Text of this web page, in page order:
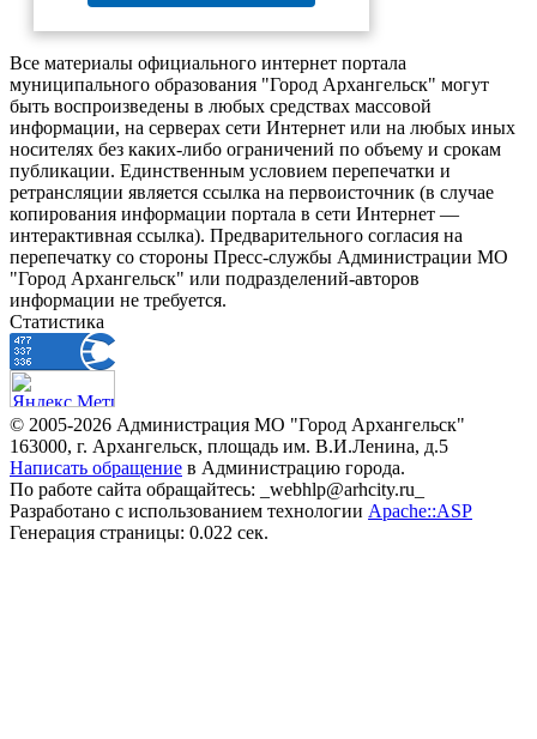
Все материалы официального интернет портала
муниципального образования "Город Архангельск" могут
быть воспроизведены в любых средствах массовой
информации, на серверах сети Интернет или на любых иных
носителях без каких-либо ограничений по объему и срокам
публикации. Единственным условием перепечатки и
ретрансляции является ссылка на первоисточник (в случае
копирования информации портала в сети Интернет —
интерактивная ссылка). Предварительного согласия на
перепечатку со стороны Пресс-службы Администрации МО
"Город Архангельск" или подразделений-авторов
информации не требуется.
Статистика
© 2005-2026 Администрация МО "Город Архангельск"
163000, г. Архангельск, площадь им. В.И.Ленина, д.5
Написать обращение в Администрацию города.
По работе сайта обращайтесь: _webhlp@arhcity.ru_
Разработано с использованием технологии Apache::ASP
Генерация страницы: 0.022 сек.